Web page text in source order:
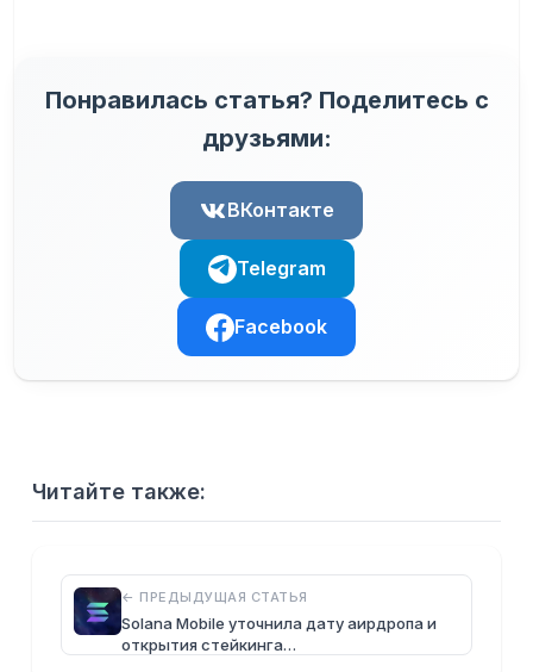
Понравилась статья? Поделитесь с
друзьями:
ВКонтакте
Telegram
Facebook
Читайте также:
← ПРЕДЫДУЩАЯ СТАТЬЯ
Solana Mobile уточнила дату аирдропа и
открытия стейкинга…